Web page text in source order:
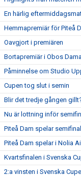
En härlig
Hemmapremiär för Piteå
Oavgjort i premiären
Bortapremiär i Obos
Påminnelse om Studio
Cupen tog slut i semin
Blir det tredje gången
Nu är lottning inför
Piteå Dam spelar
Piteå Dam spelar i Nolia
Kvartsfinalen i Svenska
2:a vinsten i Svenska